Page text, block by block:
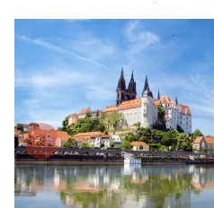
Start
Tagesreisen
Mehrtagesreisen
Bus anmieten
Linienverkehr
Service